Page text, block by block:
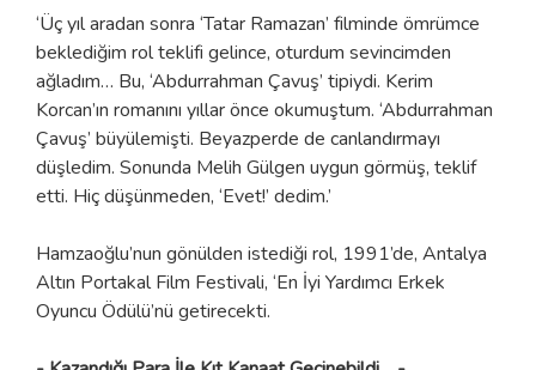
‘Üç yıl aradan sonra ‘Tatar Ramazan’ filminde ömrümce
beklediğim rol teklifi gelince, oturdum sevincimden
ağladım… Bu, ‘Abdurrahman Çavuş’ tipiydi. Kerim
Korcan’ın romanını yıllar önce okumuştum. ‘Abdurrahman
Çavuş’ büyülemişti. Beyazperde de canlandırmayı
düşledim. Sonunda Melih Gülgen uygun görmüş, teklif
etti. Hiç düşünmeden, ‘Evet!’ dedim.’
Hamzaoğlu’nun gönülden istediği rol, 1991’de, Antalya
Altın Portakal Film Festivali, ‘En İyi Yardımcı Erkek
Oyuncu Ödülü’nü getirecekti.